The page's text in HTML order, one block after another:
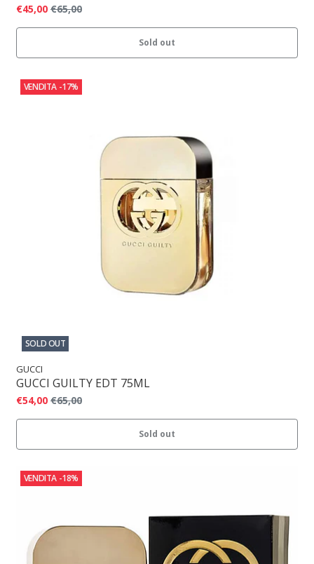
€45,00 €65,00
Sold out
VENDITA -17%
SOLD OUT
GUCCI
GUCCI GUILTY EDT 75ML
€54,00 €65,00
Sold out
VENDITA -18%